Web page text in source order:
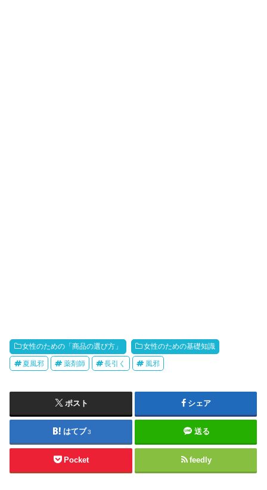
女性のための「商品の選び方」 女性のための基礎知識
夏風邪 薬剤師 長引く 風邪
ポスト シェア
はてブ3 送る
Pocket feedly